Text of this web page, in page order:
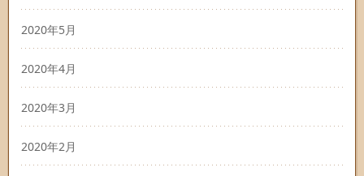
2020年5月
2020年4月
2020年3月
2020年2月